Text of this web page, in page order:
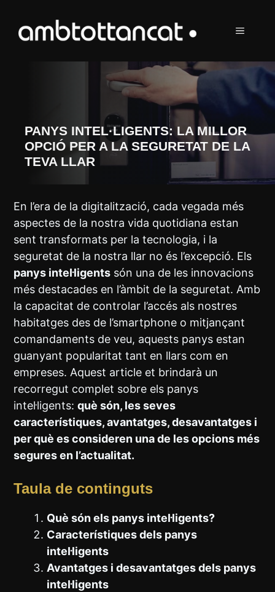
contingut
MENÚ
PANYS INTEL·LIGENTS: LA MILLOR
OPCIÓ PER A LA SEGURETAT DE LA
TEVA LLAR
En l’era de la digitalització, cada vegada més
aspectes de la nostra vida quotidiana estan
sent transformats per la tecnologia, i la
seguretat de la nostra llar no és l’excepció. Els
panys intel·ligents són una de les innovacions
més destacades en l’àmbit de la seguretat. Amb
la capacitat de controlar l’accés als nostres
habitatges des de l’smartphone o mitjançant
comandaments de veu, aquests panys estan
guanyant popularitat tant en llars com en
empreses. Aquest article et brindarà un
recorregut complet sobre els panys
intel·ligents:què són, les seves
característiques, avantatges, desavantatges i
per què es consideren una de les opcions més
segures en l’actualitat.
Taula de continguts
Què són els panys intel·ligents?
Característiques dels panys
intel·ligents
Avantatges i desavantatges dels panys
intel·ligents